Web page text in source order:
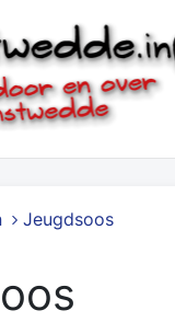
Jeugdsoos